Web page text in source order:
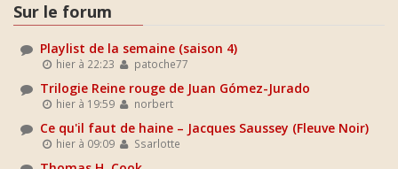
Sur le forum
Playlist de la semaine (saison 4)
hier à 22:23 patoche77
Trilogie Reine rouge de Juan Gómez-Jurado
hier à 19:59 norbert
Ce qu'il faut de haine – Jacques Saussey (Fleuve Noir)
hier à 09:09 Ssarlotte